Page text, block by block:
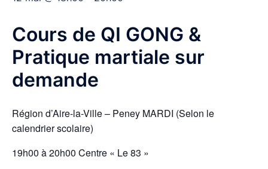
Cours de QI GONG &
Pratique martiale sur
demande
Région d’Aire-la-Ville – Peney MARDI (Selon le
calendrier scolaire)
19h00 à 20h00 Centre « Le 83 »